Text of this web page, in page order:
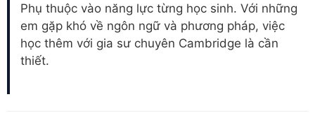
Phụ thuộc vào năng lực từng học sinh. Với những
em gặp khó về ngôn ngữ và phương pháp, việc
học thêm với gia sư chuyên Cambridge là cần
thiết.